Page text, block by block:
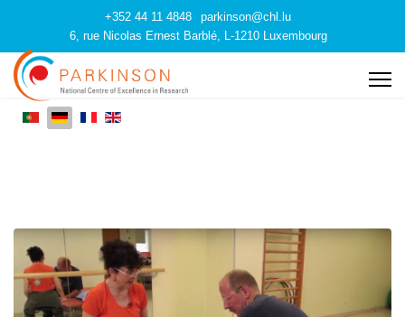
+352 44 11 4848
parkinson@chl.lu
6, rue Nicolas Ernest Barblé, L-1210 Luxembourg